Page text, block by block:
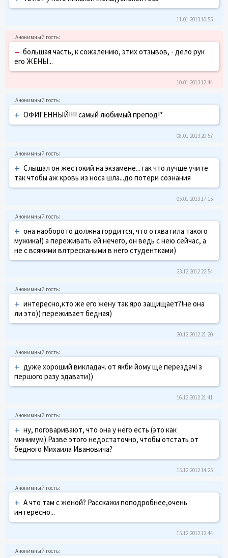
11.01.2013 10:55
– большая часть, к сожалению, этих отзывов, - дело рук
его ЖЕНЫ...
10.01.2013 12:44
+ ОФИГЕННЫЙ!!!! самый любимый препод!*
08.01.2013 20:57
+ Слышал он жестокий на экзамене...так что лучше учите
так чтобы аж кровь из носа шла...до потери сознания
05.01.2013 17:15
+ она наоборото должна гордится, что отхватила такого
мужика!) а переживать ей нечего, он ведь с нею сейчас, а
не с всякими влтрескаными в него студентками)
23.12.2012 22:54
+ интересно,кто же его жену так яро защищает?!не она
ли это)) переживает бедная)
20.12.2012 21:20
+ дуже хороший викладач. от якби йому ще перездачі з
першого разу здавати))
16.12.2012 21:41
+ ну, поговаривают, что она у него есть (это как
минимум).Разве этого недостаточно, чтобы отстать от
бедного Михаила Ивановича?
15.12.2012 14:25
+ А что там с женой? Расскажи поподробнее,очень
интересно...
15.12.2012 12:44